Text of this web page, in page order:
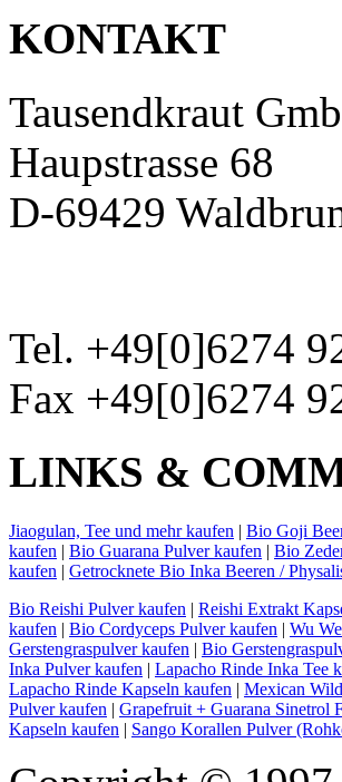
KONTAKT
Tausendkraut
Haupstrasse 68
D-69429
Tel. +49[0]6274
Fax +49[0]6274
LINKS &
Jiaogulan, Tee und mehr kaufen | Bio Goji
kaufen | Bio Guarana Pulver kaufen | Bio
kaufen | Getrocknete Bio Inka Beeren /
Bio Reishi Pulver kaufen | Reishi Extrakt
kaufen | Bio Cordyceps Pulver kaufen | Wu
Gerstengraspulver kaufen | Bio
Inka Pulver kaufen | Lapacho Rinde Inka Tee
Lapacho Rinde Kapseln kaufen | Mexican
Pulver kaufen | Grapefruit + Guarana Sinetrol
Kapseln kaufen | Sango Korallen Pulver